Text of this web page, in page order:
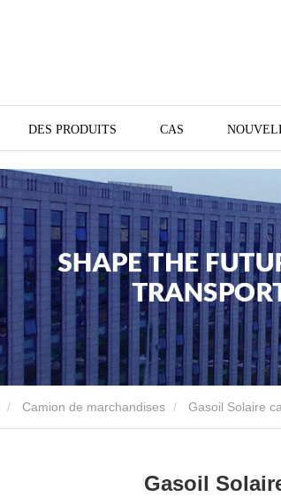
DES PRODUITS CAS
Camion de marchandises Gasoil Solaire
Gasoil